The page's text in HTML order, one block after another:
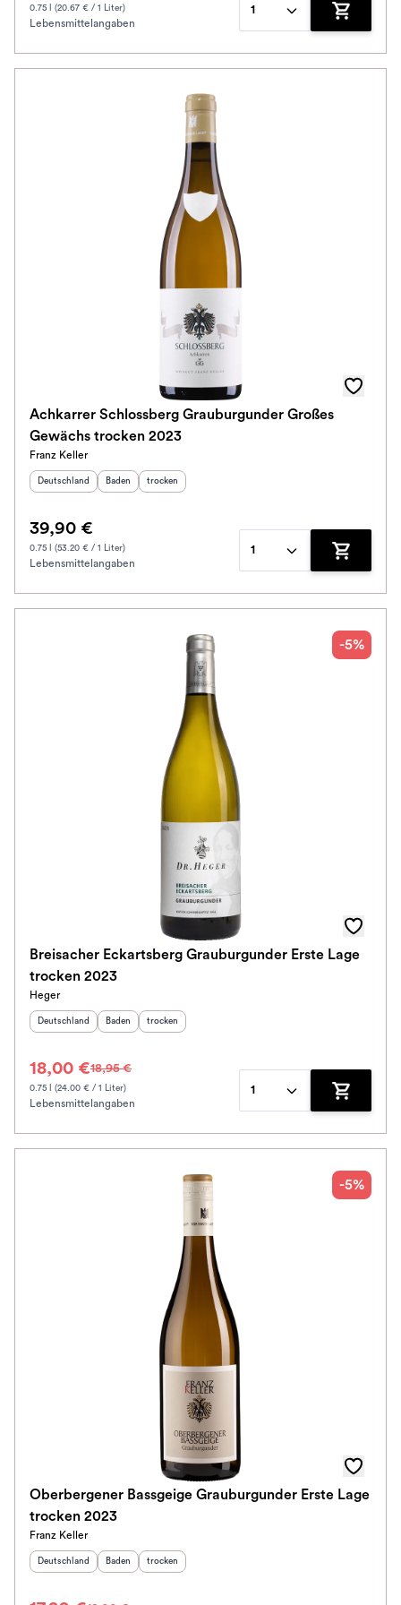
0.75 l (20.67 € / 1 Liter)
Lebensmittelangaben
1
Zum
Achkarrer Schlossberg Grauburgunder Großes
Gewächs trocken 2023
Franz Keller
Herkunftsland
Deutschland Herkunftsregion:
Baden Geschmack
trocken
39,90 €
0.75 l (53.20 € / 1 Liter)
Lebensmittelangaben
1
Zum
-5%
Breisacher Eckartsberg Grauburgunder Erste Lage
trocken 2023
Heger
Herkunftsland
Deutschland Herkunftsregion:
Baden Geschmack
trocken
18,00 €18,95 €
0.75 l (24.00 € / 1 Liter)
Lebensmittelangaben
1
Zum
-5%
Oberbergener Bassgeige Grauburgunder Erste Lage
trocken 2023
Franz Keller
Herkunftsland
Deutschland Herkunftsregion:
Baden Geschmack
trocken